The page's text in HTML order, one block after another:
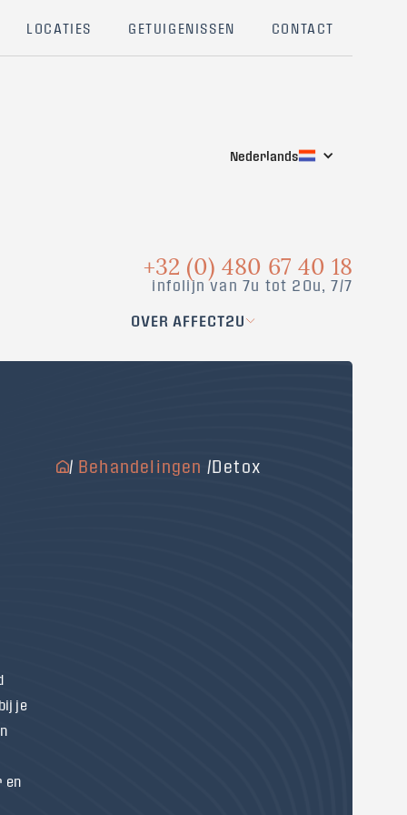
LOCATIES GETUIGENISSEN CONTACT
Nederlands
+32 (0) 480 67 40 18
infolijn van 7u tot 20u, 7/7
OVER AFFECT2U
/ Behandelingen /Detox
je
en